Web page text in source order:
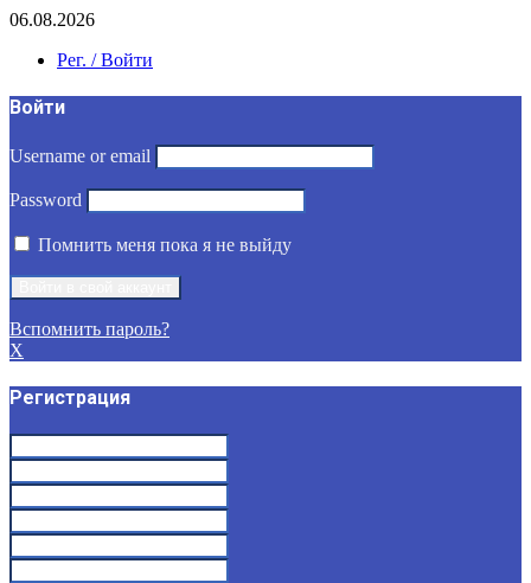
06.08.2026
Рег. / Войти
Войти
Username or email
Password
Помнить меня пока я не выйду
Вспомнить пароль?
X
Регистрация